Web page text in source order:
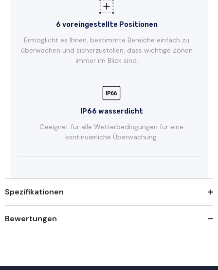
6 voreingestellte Positionen
Ermöglicht es Ihnen, bestimmte Bereiche einfach zu
überwachen und sicherzustellen, dass wichtige Zonen
immer im Blick sind.
IP66 wasserdicht
Geeignet für alle Wetterbedingungen für eine
kontinuierliche Überwachung.
Spezifikationen
Bewertungen